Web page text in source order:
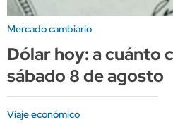
Mercado cambiario
Dólar hoy: a cuánto
sábado 8 de agosto
Viaje económico